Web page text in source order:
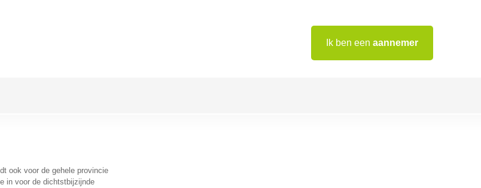
Ik ben een aannemer
ook voor de gehele provincie
in voor de dichtstbijzijnde